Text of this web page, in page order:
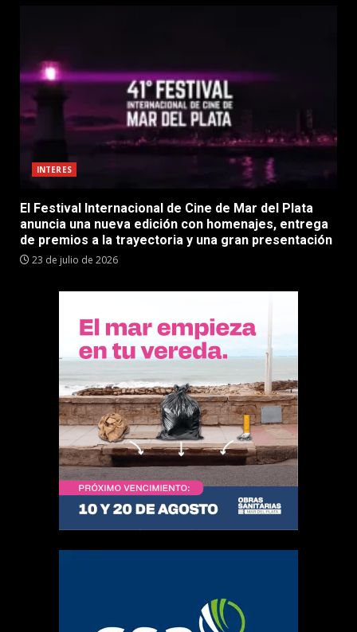
INTERES
El Festival Internacional de Cine de Mar del Plata
anuncia una nueva edición con homenajes, entrega
de premios a la trayectoria y una gran presentación
23 de julio de 2026